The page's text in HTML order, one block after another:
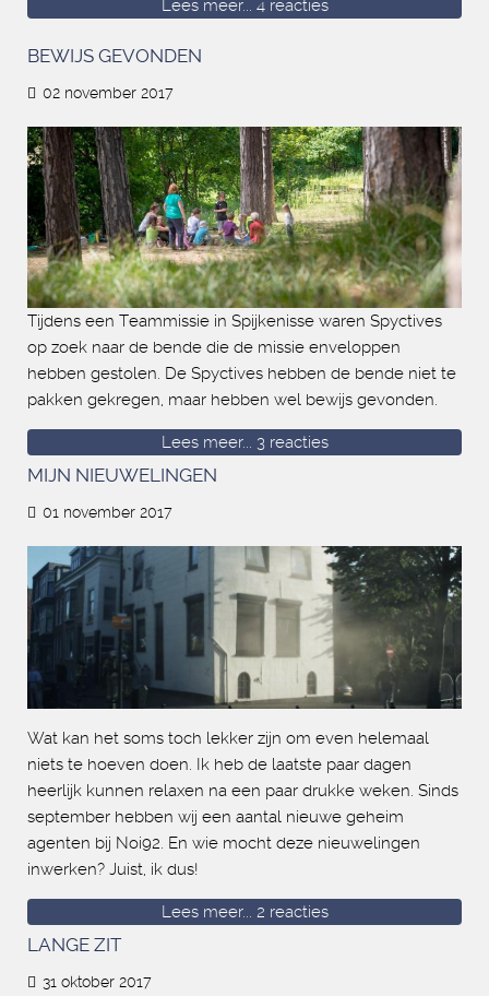
Lees meer... 4 reacties
BEWIJS GEVONDEN
02 november 2017
Tijdens een Teammissie in Spijkenisse waren Spyctives
op zoek naar de bende die de missie enveloppen
hebben gestolen. De Spyctives hebben de bende niet te
pakken gekregen, maar hebben wel bewijs gevonden.
Lees meer... 3 reacties
MIJN NIEUWELINGEN
01 november 2017
Wat kan het soms toch lekker zijn om even helemaal
niets te hoeven doen. Ik heb de laatste paar dagen
heerlijk kunnen relaxen na een paar drukke weken. Sinds
september hebben wij een aantal nieuwe geheim
agenten bij Noi92. En wie mocht deze nieuwelingen
inwerken? Juist, ik dus!
Lees meer... 2 reacties
LANGE ZIT
31 oktober 2017